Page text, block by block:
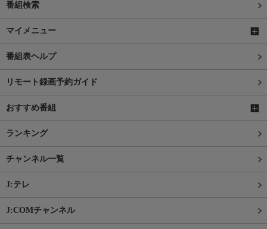
番組検索
マイメニュー
番組表ヘルプ
リモート録画予約ガイド
おすすめ番組
ランキング
チャンネル一覧
J:テレ
J:COMチャンネル